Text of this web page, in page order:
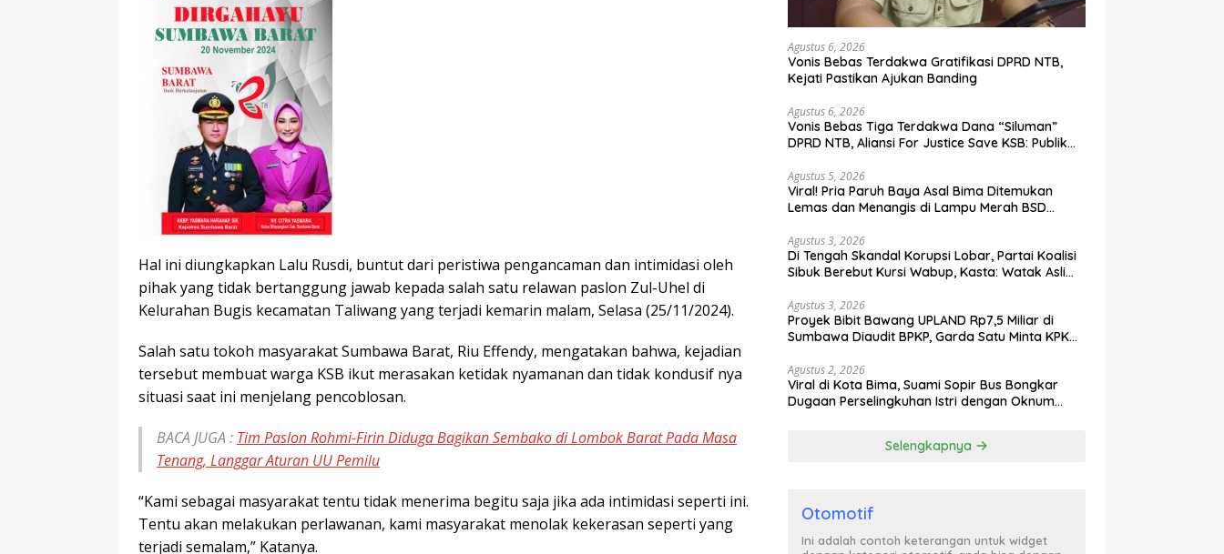
Hal ini diungkapkan Lalu Rusdi, buntut dari peristiwa pengancaman dan intimidasi oleh
pihak yang tidak bertanggung jawab kepada salah satu relawan paslon Zul-Uhel di
Kelurahan Bugis kecamatan Taliwang yang terjadi kemarin malam, Selasa (25/11/2024).
Salah satu tokoh masyarakat Sumbawa Barat, Riu Effendy, mengatakan bahwa, kejadian
tersebut membuat warga KSB ikut merasakan ketidak nyamanan dan tidak kondusif nya
situasi saat ini menjelang pencoblosan.
BACA JUGA : Tim Paslon Rohmi-Firin Diduga Bagikan Sembako di Lombok Barat Pada Masa
Tenang, Langgar Aturan UU Pemilu
“Kami sebagai masyarakat tentu tidak menerima begitu saja jika ada intimidasi seperti ini.
Tentu akan melakukan perlawanan, kami masyarakat menolak kekerasan seperti yang
terjadi semalam,” Katanya.
Agustus 6, 2026
Vonis Bebas Terdakwa Gratifikasi DPRD NTB,
Kejati Pastikan Ajukan Banding
Agustus 6, 2026
Vonis Bebas Tiga Terdakwa Dana “Siluman”
DPRD NTB, Aliansi For Justice Save KSB: Publik
Agustus 5, 2026
Viral! Pria Paruh Baya Asal Bima Ditemukan
Lemas dan Menangis di Lampu Merah BSD
Agustus 3, 2026
Di Tengah Skandal Korupsi Lobar, Partai Koalisi
Sibuk Berebut Kursi Wabup, Kasta: Watak Asli
Agustus 3, 2026
Proyek Bibit Bawang UPLAND Rp7,5 Miliar di
Sumbawa Diaudit BPKP, Garda Satu Minta KPK
Agustus 2, 2026
Viral di Kota Bima, Suami Sopir Bus Bongkar
Dugaan Perselingkuhan Istri dengan Oknum
Selengkapnya
Otomotif
Ini adalah contoh keterangan untuk widget